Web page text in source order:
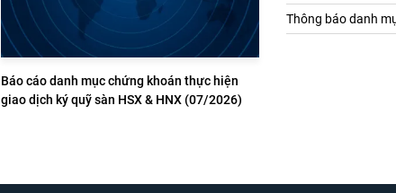
Báo cáo danh mục chứng khoán thực hiện
giao dịch ký quỹ sàn HSX & HNX (07/2026)
Thông báo danh